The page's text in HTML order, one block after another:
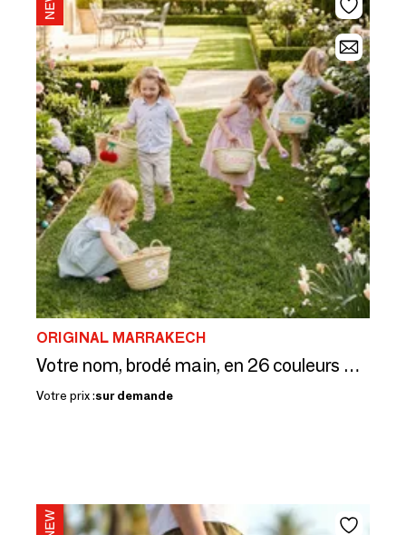
ORIGINAL MARRAKECH
Votre nom, brodé main, en 26 couleurs — la perso, notre métier
Votre prix :sur demande